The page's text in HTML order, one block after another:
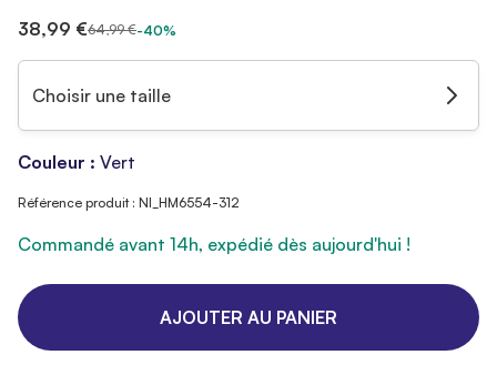
38,99 €64,99 €-40%
Choisir une taille
Couleur : Vert
Référence produit : NI_HM6554-312
Commandé avant 14h, expédié dès aujourd'hui !
AJOUTER AU PANIER